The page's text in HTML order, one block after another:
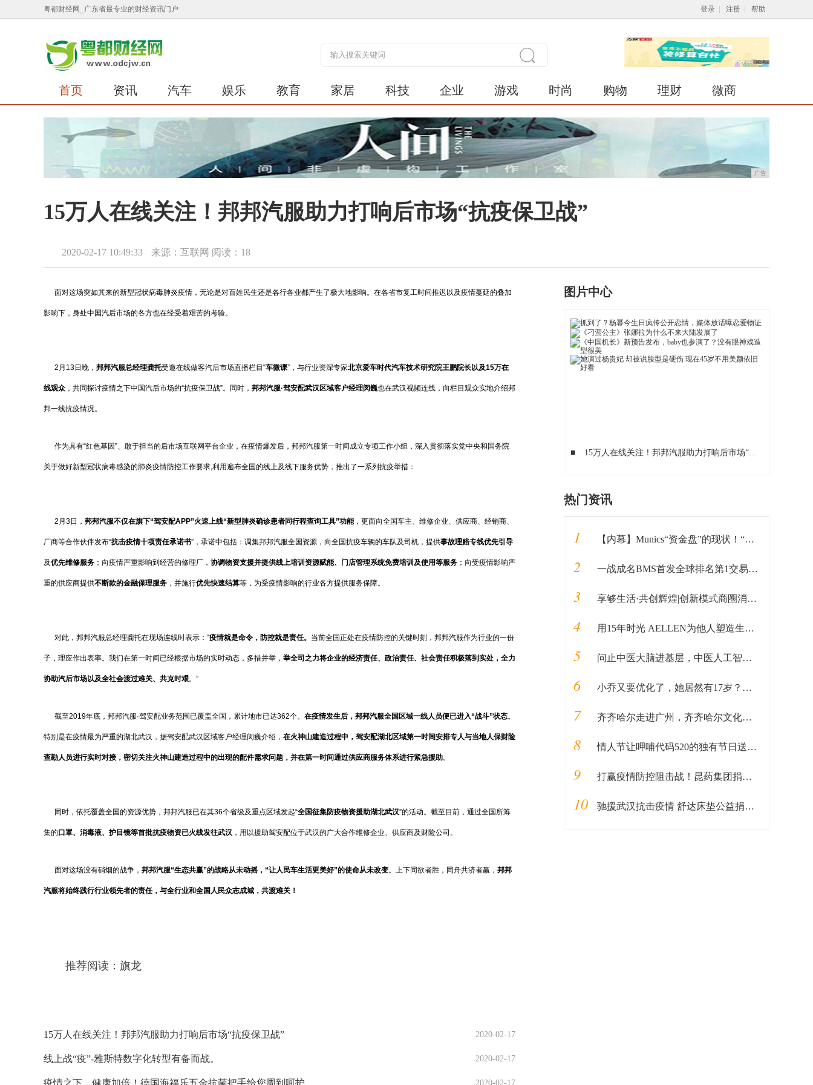
粤都财经网_广东省最专业的财经资讯门户 登录 注册 帮助
首页 资讯 汽车 娱乐 教育 家居 科技 企业 游戏 时尚 购物 理财 微商
广告
15万人在线关注！邦邦汽服助力打响后市场“抗疫保卫战”
2020-02-17 10:49:33 来源：互联网 阅读：18
面对这场突如其来的新型冠状病毒肺炎疫情，无论是对百姓民生还是各行各业都产生了极大地影响。在各省市复工时间推迟以及疫情蔓延的叠加
影响下，身处中国汽后市场的各方也在经受着艰苦的考验。
2月13日晚， 邦邦汽服总经理龚托受邀在线做客汽后市场直播栏目“车微课”，与行业资深专家北京爱车时代汽车技术研究院王鹏院长以及15万在
线观众 ，共同探讨疫情之下中国汽后市场的“抗疫保卫战”。同时， 邦邦汽服·驾安配武汉区域客户经理闵巍也在武汉视频连线，向栏目观众实地介绍邦
邦一线抗疫情况。
作为具有“红色基因”、敢于担当的后市场互联网平台企业，在疫情爆发后，邦邦汽服第一时间成立专项工作小组，深入贯彻落实党中央和国务院
关于做好新型冠状病毒感染的肺炎疫情防控工作要求,利用遍布全国的线上及线下服务优势，推出了一系列抗疫举措：
2月3日， 邦邦汽服不仅在旗下“驾安配APP”火速上线“新型肺炎确诊患者同行程查询工具”功能，更面向全国车主、维修企业、供应商、经销商、
厂商等合作伙伴发布“抗击疫情十项责任承诺书”，承诺中包括：调集邦邦汽服全国资源，向全国抗疫车辆的车队及司机，提供事故理赔专线优先引导
及优先维修服务 ；向疫情严重影响到经营的修理厂， 协调物资支援并提供线上培训资源赋能、 门店管理系统免费培训及使用等服务 ；向受疫情影响严
重的供应商提供不断款的金融保理服务 ，并施行优先快速结算等，为受疫情影响的行业各方提供服务保障。
对此，邦邦汽服总经理龚托在现场连线时表示：“疫情就是命令，防控就是责任。 当前全国正处在疫情防控的关键时刻，邦邦汽服作为行业的一份
子，理应作出表率。我们在第一时间已经根据市场的实时动态，多措并举， 举全司之力将企业的经济责任、政治责任、社会责任积极落到实处，全力
协助汽后市场以及全社会渡过难关、共克时艰。”
截至2019年底，邦邦汽服·驾安配业务范围已覆盖全国，累计地市已达362个。 在疫情发生后，邦邦汽服全国区域一线人员便已进入“战斗”状态。
特别是在疫情最为严重的湖北武汉，据驾安配武汉区域客户经理闵巍介绍， 在火神山建造过程中，驾安配湖北区域第一时间安排专人与当地人保财险
查勘人员进行实时对接，密切关注火神山建造过程中的出现的配件需求问题，并在第一时间通过供应商服务体系进行紧急援助。
同时，依托覆盖全国的资源优势，邦邦汽服已在其36个省级及重点区域发起“全国征集防疫物资援助湖北武汉”的活动。截至目前，通过全国所筹
集的 口罩、消毒液、护目镜等首批抗疫物资已火线发往武汉 ，用以援助驾安配位于武汉的广大合作维修企业、供应商及财险公司。
面对这场没有硝烟的战争， 邦邦汽服“生态共赢”的战略从未动摇，“让人民车生活更美好”的使命从未改变。上下同欲者胜，同舟共济者赢， 邦邦
汽服将始终践行行业领先者的责任， 与全行业和全国人民众志成城，共渡难关！
推荐阅读： 旗龙
2020-02-17
15万人在线关注！邦邦汽服助力打响后市场“抗疫保卫战”
2020-02-17
线上战“疫”-雅斯特数字化转型有备而战。
2020-02-17
疫情之下，健康加倍！德国海福乐五金抗菌把手给您周到呵护
图片中心
■ 15万人在线关注！邦邦汽服助力打响后市场“抗疫保卫战”
热门资讯
1 【内幕】Munics“资金盘”的现状！“韭菜们”坐稳了
2 一战成名BMS首发全球排名第1交易所，亮剑全球加密货币
3 享够生活·共创辉煌|创新模式商圈消费O2O项目发布会！
4 用15年时光 AELLEN为他人塑造生活之美
5 问止中医大脑进基层，中医人工智能“社区爱心义诊行”
6 小乔又要优化了，她居然有17岁？玩家：看看我们大乔吧
7 齐齐哈尔走进广州，齐齐哈尔文化旅游展览会三大展区展现鹤城冬韵
8 情人节让呷哺代码520的独有节日送礼守护你
9 打赢疫情防控阻击战！昆药集团捐赠300万现金及急需药品物资支援抗击疫情
10 驰援武汉抗击疫情 舒达床垫公益捐献物资今日发车